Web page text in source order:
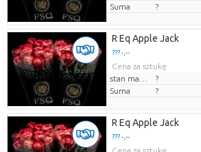
Suma
?
R Eq Apple Jack
??? -,--
Cena za sztukę
?
Suma
?
R Eq Apple Jack
??? -,--